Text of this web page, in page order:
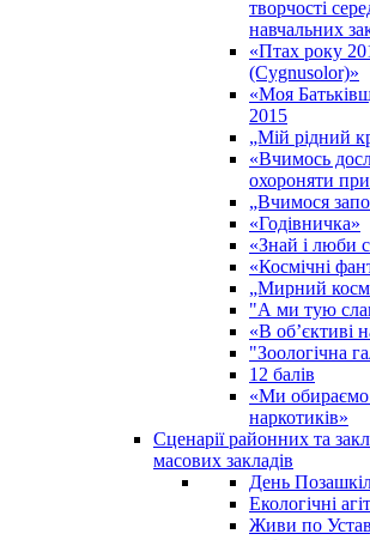
творчості
навчальних
«Птах року
(Cygnusolor)»
«Моя
2015
„Мій рідний
«Вчимось
охороняти
„Вчимося
«Годівничка»
«Знай і люби
«Космічні
„Мирний
"А ми тую
«В об’єктиві
"Зоологічна
12 балів
«Ми обираємо
наркотиків»
Сценарії районних та
масових закладів
День
Екологічні
Живи по